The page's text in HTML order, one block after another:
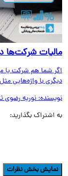
شرکت‌ها در
شما هم شرکت یا
با واژه‌هایی مثل «...
نوریه رضوی ثانی14
اشتراک بگذارید:
بخش نظرات